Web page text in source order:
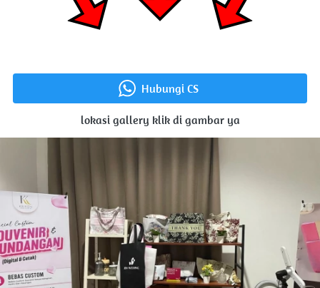
` Hubungi CS
lokasi gallery klik di gambar ya